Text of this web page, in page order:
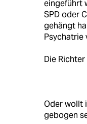
eingeführt
SPD oder
gehängt
Psychatrie
Die
Oder wollt
gebogen